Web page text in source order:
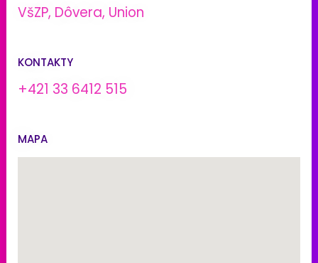
VšZP, Dôvera, Union
KONTAKTY
+421 33 6412 515
MAPA